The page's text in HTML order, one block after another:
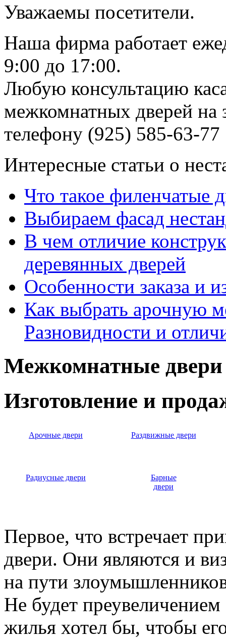
Уважаемы посетители.
Наша фирма работает
9:00 до 17:00.
Любую консультацию
межкомнатных дверей на
телефону (925) 585-63-77
Интересные статьи о
Что такое филенчатые
Выбираем фасад
В чем отличие
деревянных дверей
Особенности заказа и
Как выбрать арочную
Разновидности и
Межкомнатные двери
Изготовление и
Арочные двери Раздвижные двери
Радиусные двери
Барные
двери
Первое, что встречает
двери. Они являются и
на пути
Не будет
жилья хотел бы, чтобы